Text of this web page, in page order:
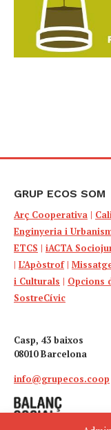
GRUP ECOS SOM
Arç Cooperativa |
Enginyeria i
ETCS | iACTA
| L’Apòstrof|
i Culturals | Opcions
SostreCívic
Casp, 43 baixos
08010 Barcelona
info@grupecos.coop